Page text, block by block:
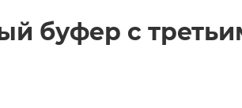
буфер с